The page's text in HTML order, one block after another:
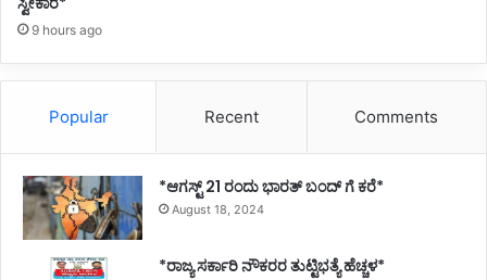
9 hours ago
Popular Recent Comments
*ಆಗಸ್ಟ್ 21 ರಂದು ಭಾರತ್‌ ಬಂದ್‌ ಗೆ ಕರೆ*
August 18, 2024
*ರಾಜ್ಯ ಸರ್ಕಾರಿ ನೌಕರರ ತುಟ್ಟಿಭತ್ಯೆ ಹೆಚ್ಚಳ*